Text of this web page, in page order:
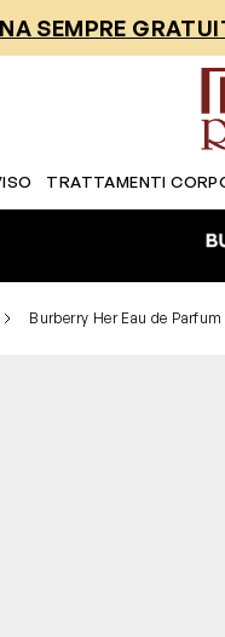
SEMPRE
TRATTAMENTI
Burberry Her Eau de Parfum